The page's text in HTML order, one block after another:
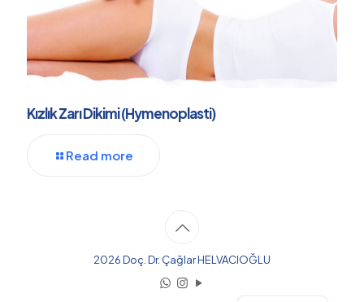
Kızlık Zarı Dikimi (Hymenoplasti)
Read more
2026 Doç. Dr. Çağlar HELVACIOĞLU